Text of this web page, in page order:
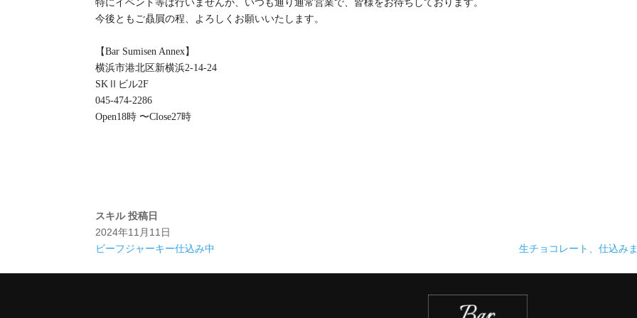
特にイベント等は行いませんが、いつも通り通常営業で、皆様をお待ちしております。
今後ともご贔屓の程、よろしくお願いいたします。
【Bar Sumisen Annex】
横浜市港北区新横浜2-14-24
SKⅡビル2F
045-474-2286
Open18時 〜Close27時
スキル 投稿日
2024年11月11日
ビーフジャーキー仕込み中
生チョコレート、仕込み